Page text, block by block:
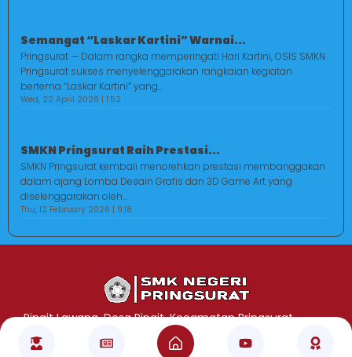
Semangat “Laskar Kartini” Warnai...
Pringsurat — Dalam rangka memperingati Hari Kartini, OSIS SMKN
Pringsurat sukses menyelenggarakan rangkaian kegiatan
bertema “Laskar Kartini” yang...
Wed, 22 April 2026 | 1:52
SMKN Pringsurat Raih Prestasi...
SMKN Pringsurat kembali menorehkan prestasi membanggakan
dalam ajang Lomba Desain Grafis dan 3D Game Art yang
diselenggarakan oleh...
Thu, 12 February 2026 | 9:18
Pingit Lawang, Desa Pingit, Kecamatan Pringsurat
Copyright © 2025. All Rights Reserved.